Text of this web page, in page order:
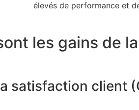
élevés de performance et
les gains de
satisfaction client